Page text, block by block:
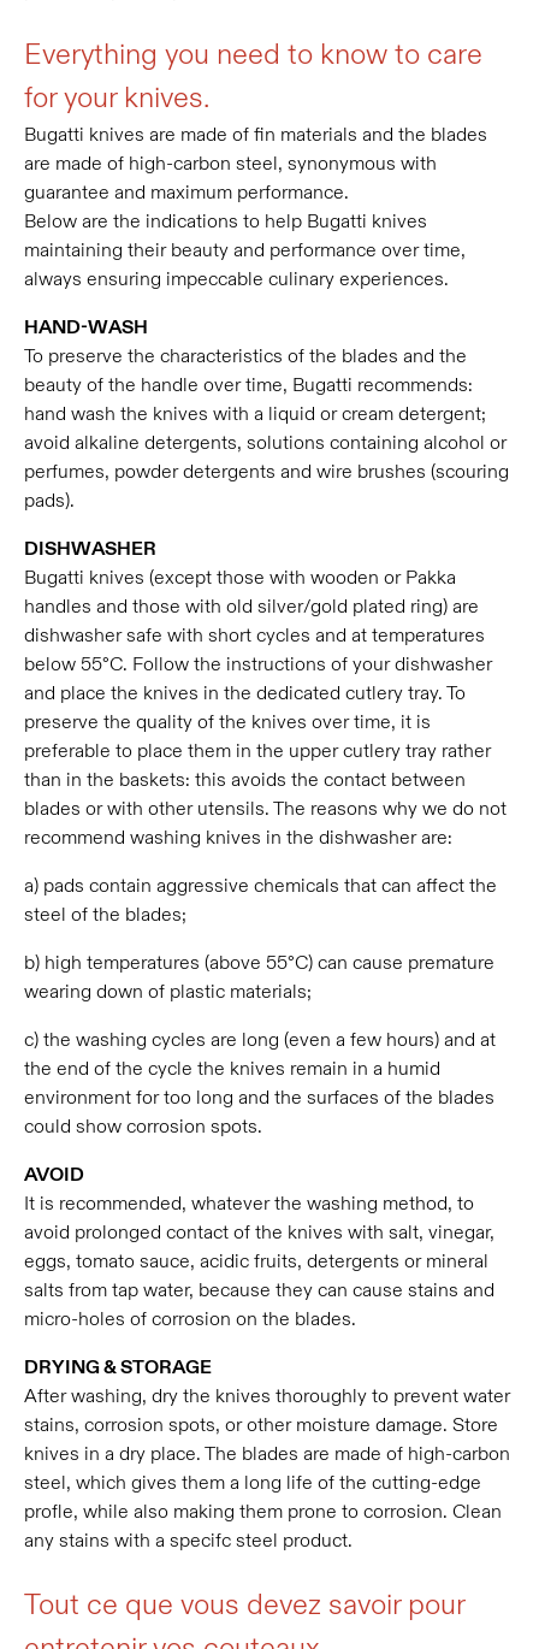
Everything you need to know to care
for your knives.
Bugatti knives are made of fin materials and the blades
are made of high-carbon steel, synonymous with
guarantee and maximum performance.
Below are the indications to help Bugatti knives
maintaining their beauty and performance over time,
always ensuring impeccable culinary experiences.
HAND-WASH
To preserve the characteristics of the blades and the
beauty of the handle over time, Bugatti recommends:
hand wash the knives with a liquid or cream detergent;
avoid alkaline detergents, solutions containing alcohol or
perfumes, powder detergents and wire brushes (scouring
pads).
DISHWASHER
Bugatti knives (except those with wooden or Pakka
handles and those with old silver/gold plated ring) are
dishwasher safe with short cycles and at temperatures
below 55°C. Follow the instructions of your dishwasher
and place the knives in the dedicated cutlery tray. To
preserve the quality of the knives over time, it is
preferable to place them in the upper cutlery tray rather
than in the baskets: this avoids the contact between
blades or with other utensils. The reasons why we do not
recommend washing knives in the dishwasher are:
a) pads contain aggressive chemicals that can affect the
steel of the blades;
b) high temperatures (above 55°C) can cause premature
wearing down of plastic materials;
c) the washing cycles are long (even a few hours) and at
the end of the cycle the knives remain in a humid
environment for too long and the surfaces of the blades
could show corrosion spots.
AVOID
It is recommended, whatever the washing method, to
avoid prolonged contact of the knives with salt, vinegar,
eggs, tomato sauce, acidic fruits, detergents or mineral
salts from tap water, because they can cause stains and
micro-holes of corrosion on the blades.
DRYING & STORAGE
After washing, dry the knives thoroughly to prevent water
stains, corrosion spots, or other moisture damage. Store
knives in a dry place. The blades are made of high-carbon
steel, which gives them a long life of the cutting-edge
profle, while also making them prone to corrosion. Clean
any stains with a specifc steel product.
Tout ce que vous devez savoir pour